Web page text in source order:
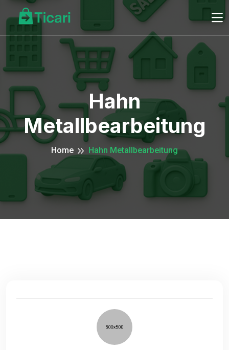
Hahn
Metallbearbeitung
Home Hahn Metallbearbeitung